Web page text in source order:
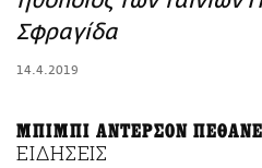
ΑΜΠΑ
Σφραγίδα
14.4.2019
ΜΠΙΜΠΙ ΑΝΤΕΡΣΟΝ ΠΕΘΑΝΕ
ΕΙΔΗΣΕΙΣ